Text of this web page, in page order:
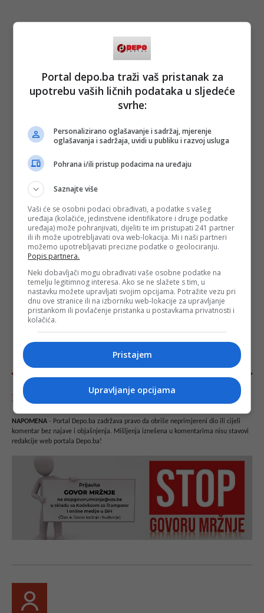
Komentari - Ukupno 14
NAPOMENA - Portal Depo.ba zadržava pravo da obriše neprimjereni dio ili cijeli
komentar bez najave i objašnjenja. Mišljenja iznešena u komentarima nisu stavovi
redakcije web portala Depo.ba!
Portal depo.ba traži vaš pristanak za
upotrebu vaših ličnih podataka u sljedeće
svrhe:
Personalizirano oglašavanje i sadržaj, mjerenje
oglašavanja i sadržaja, uvidi u publiku i razvoj usluga
Pohrana i/ili pristup podacima na uređaju
Saznajte više
Vaši će se osobni podaci obrađivati, a podatke s vašeg
uređaja (kolačiće, jedinstvene identifikatore i druge podatke
uređaja) može pohranjivati, dijeliti te im pristupati 241 partner
ili ih može upotrebljavati ova web-lokacija. Mi i naši partneri
možemo upotrebljavati precizne podatke o geolociranju.
Popis partnera.
Neki dobavljači mogu obrađivati vaše osobne podatke na
temelju legitimnog interesa. Ako se ne slažete s tim, u
nastavku možete upravljati svojim opcijama. Potražite vezu pri
dnu ove stranice ili na izborniku web-lokacije za upravljanje
pristankom ili povlačenje pristanka u postavkama privatnosti i
kolačića.
Pristajem
Upravljanje opcijama